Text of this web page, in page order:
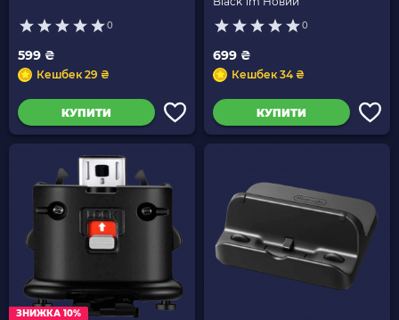
0
599 ₴
Кешбек 29 ₴
КУПИТИ
0
699 ₴
Кешбек 34 ₴
КУПИТИ
ЗНИЖКА 10%